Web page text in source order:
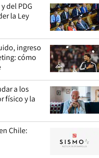
del PDG
la Ley
ingreso
cómo
a los
físico y la
Chile: